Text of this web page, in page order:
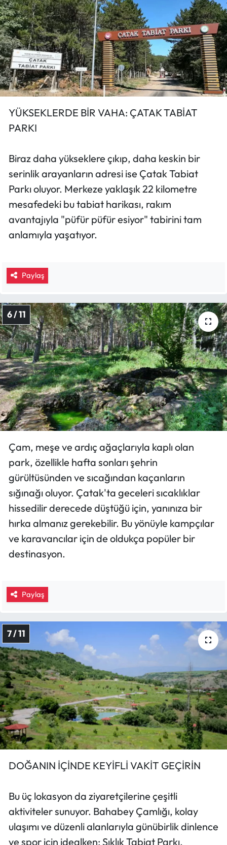
YÜKSEKLERDE BİR VAHA: ÇATAK TABİAT
PARKI
Biraz daha yükseklere çıkıp, daha keskin bir
serinlik arayanların adresi ise Çatak Tabiat
Parkı oluyor. Merkeze yaklaşık 22 kilometre
mesafedeki bu tabiat harikası, rakım
avantajıyla "püfür püfür esiyor" tabirini tam
anlamıyla yaşatıyor.
Paylaş
6 / 11
Çam, meşe ve ardıç ağaçlarıyla kaplı olan
park, özellikle hafta sonları şehrin
gürültüsünden ve sıcağından kaçanların
sığınağı oluyor. Çatak'ta geceleri sıcaklıklar
hissedilir derecede düştüğü için, yanınıza bir
hırka almanız gerekebilir. Bu yönüyle kampçılar
ve karavancılar için de oldukça popüler bir
destinasyon.
Paylaş
7 / 11
DOĞANIN İÇİNDE KEYİFLİ VAKİT GEÇİRİN
Bu üç lokasyon da ziyaretçilerine çeşitli
aktiviteler sunuyor. Bahabey Çamlığı, kolay
ulaşımı ve düzenli alanlarıyla günübirlik dinlence
ve spor için idealken; Sıklık Tabiat Parkı,